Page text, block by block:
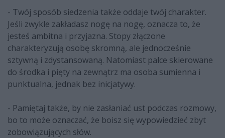
- Twój sposób siedzenia także oddaje twój charakter.
Jeśli zwykle zakładasz nogę na nogę, oznacza to, że
jesteś ambitna i przyjazna. Stopy złączone
charakteryzują osobę skromną, ale jednocześnie
sztywną i zdystansowaną. Natomiast palce skierowane
do środka i pięty na zewnątrz ma osoba sumienna i
punktualna, jednak bez inicjatywy.
- Pamiętaj także, by nie zasłaniać ust podczas rozmowy,
bo to może oznaczać, że boisz się wypowiedzieć zbyt
zobowiązujących słów.